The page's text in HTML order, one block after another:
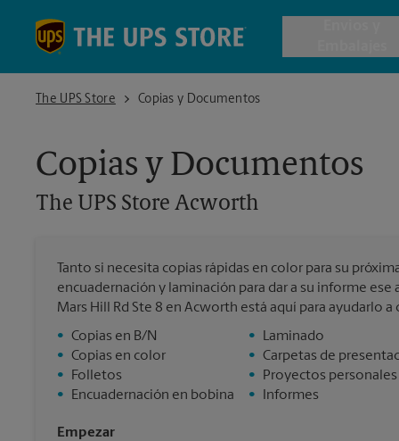
Cajas de
Envío
Todos
The UPS Store
The UPS Store AcworthCopias y Documentos
Copias y Documentos
The UPS Store Acworth
Tanto si necesita copias rápidas en color para su
encuadernación y laminación para dar a su informe
Mars Hill Rd Ste 8 en Acworth está aquí para ayudarlo
• Copias en B/N
• Copias en color
•
Folletos
•
Encuadernación en bobina
•
Laminado
• Carpetas de
•
Proyectos personales
•
Informes
Empezar